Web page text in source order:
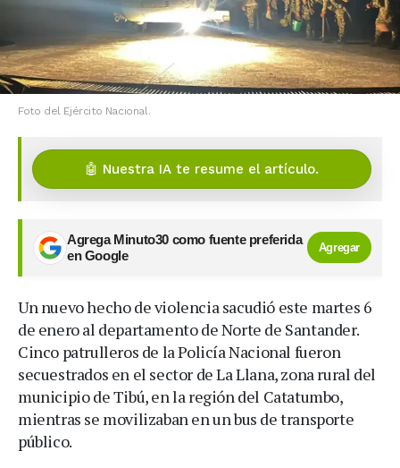
Foto del Ejército Nacional.
🤖 Nuestra IA te resume el artículo.
Agrega Minuto30 como fuente preferida
en Google
Agregar
Un nuevo hecho de violencia sacudió este martes 6
de enero al departamento de Norte de Santander.
Cinco patrulleros de la Policía Nacional fueron
secuestrados en el sector de La Llana, zona rural del
municipio de Tibú, en la región del Catatumbo,
mientras se movilizaban en un bus de transporte
público.